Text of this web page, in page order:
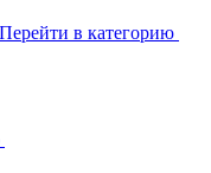
Перейти в категорию